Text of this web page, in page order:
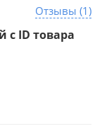
Отзывы (1)
с ID товара